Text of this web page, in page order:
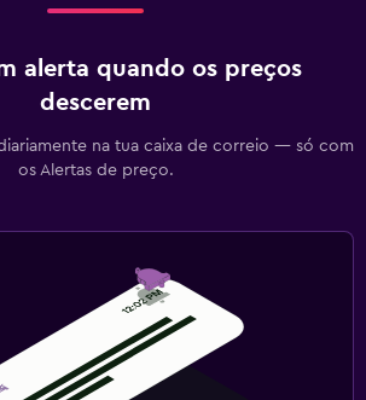
transportes
alerta quando os preços
descerem
na tua caixa de correio — só com
os Alertas de preço.